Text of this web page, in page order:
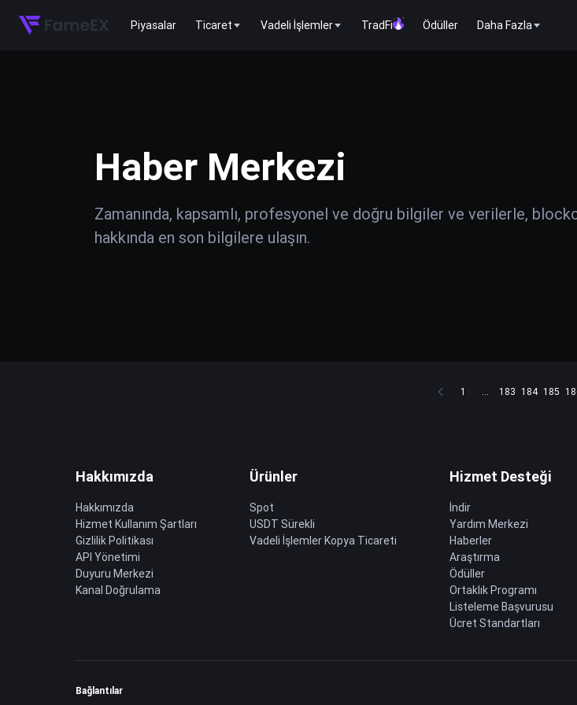
Piyasalar Ticaret Vadeli İşlemler TradFi Ödüller Daha Fazla
Haber Merkezi
Zamanında, kapsamlı, profesyonel ve doğru bilgiler ve verilerle,
hakkında en son bilgilere ulaşın.
1 ... 183 184 185
Hakkımızda
Hakkımızda
Hizmet Kullanım Şartları
Gizlilik Politikası
API Yönetimi
Duyuru Merkezi
Kanal Doğrulama
Ürünler
Spot
USDT Sürekli
Vadeli İşlemler Kopya Ticareti
Hizmet Desteği
İndir
Yardım Merkezi
Haberler
Araştırma
Ödüller
Ortaklık Programı
Listeleme Başvurusu
Ücret Standartları
Bağlantılar